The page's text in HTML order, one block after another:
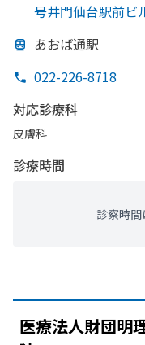
号井門仙台駅前ビ
あおば通駅
022-226-8718
対応診療科
皮膚科
診療時間
診察時
医療法人財団明